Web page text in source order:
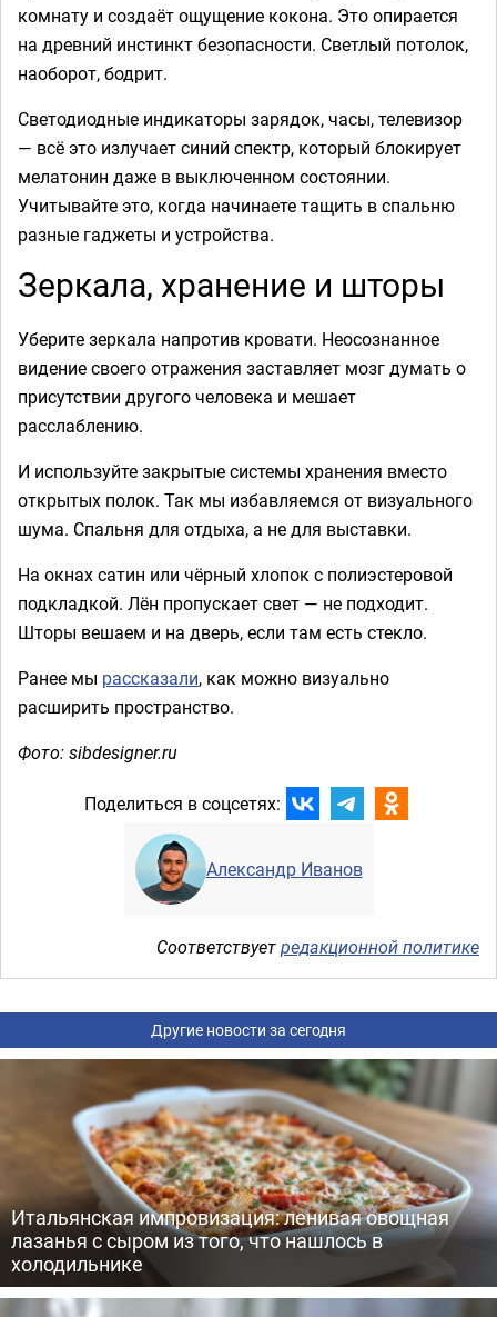
комнату и создаёт ощущение кокона. Это опирается
на древний инстинкт безопасности. Светлый потолок,
наоборот, бодрит.
Светодиодные индикаторы зарядок, часы, телевизор
— всё это излучает синий спектр, который блокирует
мелатонин даже в выключенном состоянии.
Учитывайте это, когда начинаете тащить в спальню
разные гаджеты и устройства.
Зеркала, хранение и шторы
Уберите зеркала напротив кровати. Неосознанное
видение своего отражения заставляет мозг думать о
присутствии другого человека и мешает
расслаблению.
И используйте закрытые системы хранения вместо
открытых полок. Так мы избавляемся от визуального
шума. Спальня для отдыха, а не для выставки.
На окнах сатин или чёрный хлопок с полиэстеровой
подкладкой. Лён пропускает свет — не подходит.
Шторы вешаем и на дверь, если там есть стекло.
Ранее мы рассказали, как можно визуально
расширить пространство.
Фото: sibdesigner.ru
Поделиться в соцсетях:
Александр Иванов
Соответствуетредакционной политике
Другие новости за сегодня
Итальянская импровизация: ленивая овощная
лазанья с сыром из того, что нашлось в
холодильнике